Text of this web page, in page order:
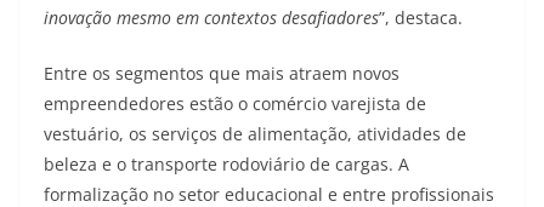
inovação mesmo em contextos desafiadores”, destaca.
Entre os segmentos que mais atraem novos
empreendedores estão o comércio varejista de
vestuário, os serviços de alimentação, atividades de
beleza e o transporte rodoviário de cargas. A
formalização no setor educacional e entre profissionais